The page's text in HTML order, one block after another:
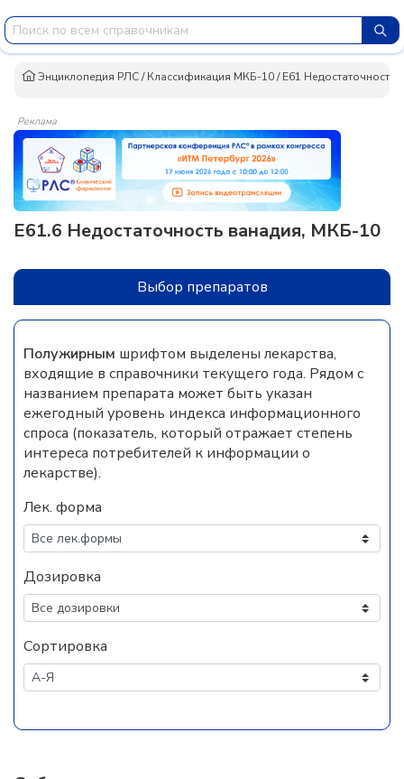
Энциклопедия РЛС/Классификация МКБ-10/E61 Недостаточность
Реклама
E61.6 Недостаточность ванадия, МКБ-10
Выбор препаратов
Полужирным шрифтом выделены лекарства,
входящие в справочники текущего года. Рядом с
названием препарата может быть указан
ежегодный уровень индекса информационного
спроса (показатель, который отражает степень
интереса потребителей к информации о
лекарстве).
Лек. форма
Дозировка
Сортировка